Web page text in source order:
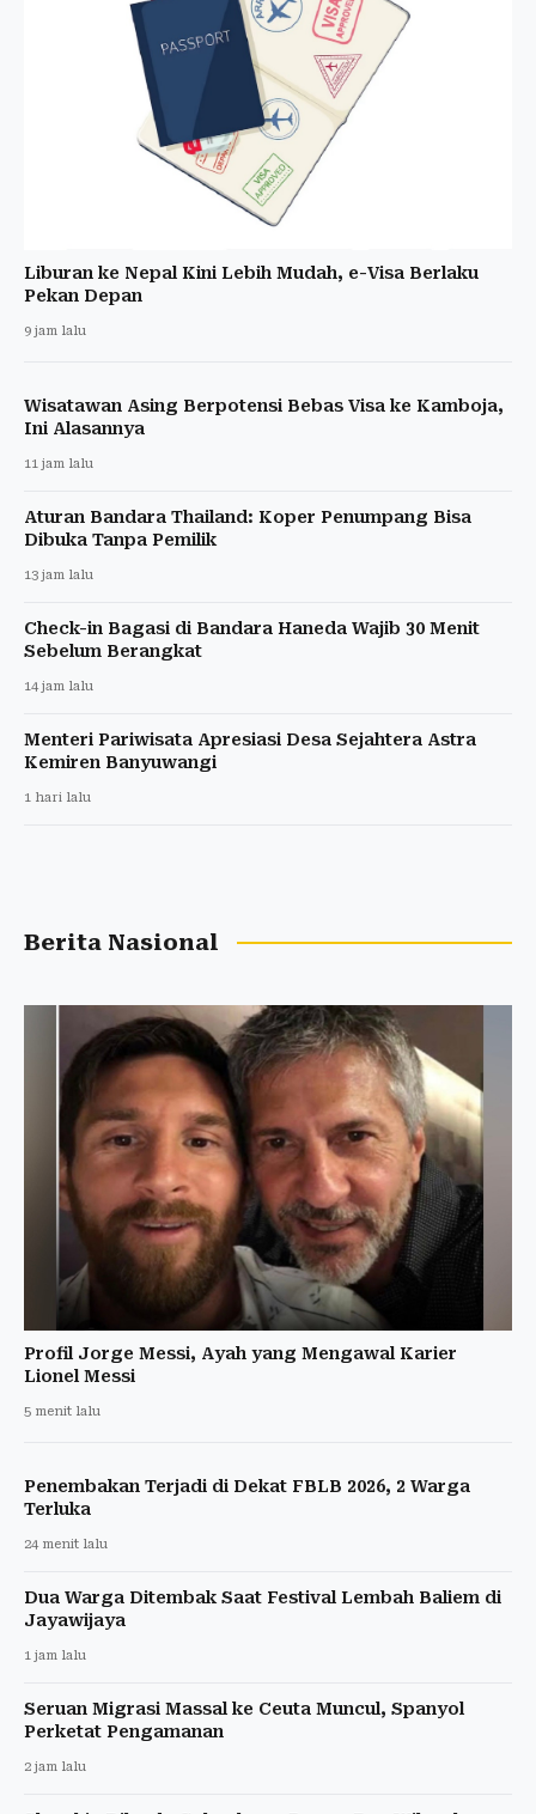
Liburan ke Nepal Kini Lebih Mudah, e-Visa Berlaku
Pekan Depan
9 jam lalu
Wisatawan Asing Berpotensi Bebas Visa ke Kamboja,
Ini Alasannya
11 jam lalu
Aturan Bandara Thailand: Koper Penumpang Bisa
Dibuka Tanpa Pemilik
13 jam lalu
Check-in Bagasi di Bandara Haneda Wajib 30 Menit
Sebelum Berangkat
14 jam lalu
Menteri Pariwisata Apresiasi Desa Sejahtera Astra
Kemiren Banyuwangi
1 hari lalu
Berita Nasional
Profil Jorge Messi, Ayah yang Mengawal Karier
Lionel Messi
5 menit lalu
Penembakan Terjadi di Dekat FBLB 2026, 2 Warga
Terluka
24 menit lalu
Dua Warga Ditembak Saat Festival Lembah Baliem di
Jayawijaya
1 jam lalu
Seruan Migrasi Massal ke Ceuta Muncul, Spanyol
Perketat Pengamanan
2 jam lalu